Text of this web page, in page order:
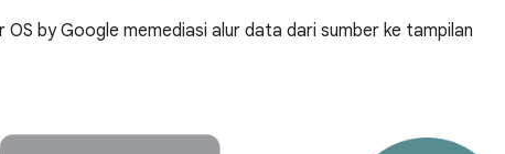
OS by Google memediasi alur data dari sumber ke tampilan